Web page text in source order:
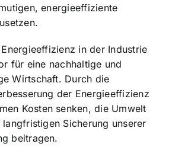
energieeffiziente
in der Industrie
für eine nachhaltige und
Wirtschaft. Durch die
der Energieeffizienz
Kosten senken, die Umwelt
Sicherung unserer
beitragen.